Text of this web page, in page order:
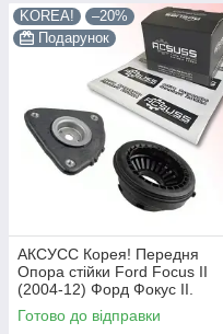
KOREA!
–20%
Подарунок
АКСУСС Корея! Передня
Опора стійки Ford Focus II
(2004-12) Форд Фокус II.
SM5589 , 802460 , KB652.13 ,
VKDA35426
Готово до відправки